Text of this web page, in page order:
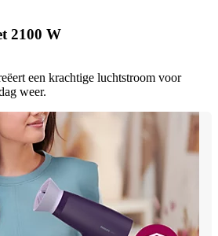
2100 W
een krachtige luchtstroom voor
weer.